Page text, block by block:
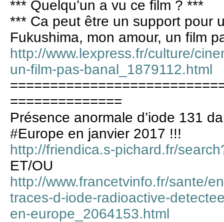
*** Quelqu’un a vu ce film ? ***
*** Ca peut être un support pour
Fukushima, mon amour, un film
http://www.lexpress.fr/culture/
un-film-pas-banal_1879112.html
==============
Présence anormale d’iode 131
#Europe en janvier 2017 !!!
http://friendica.s-pichard.fr/
ET/OU
http://www.francetvinfo.fr/sante/
traces-d-iode-radioactive-
en-europe_2064153.html